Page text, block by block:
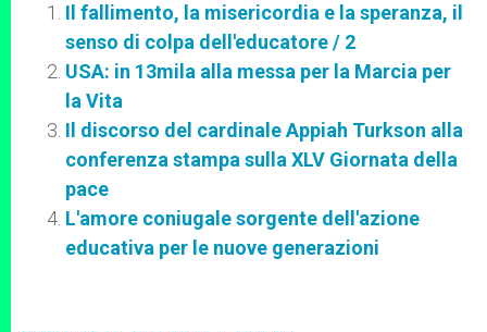
Il fallimento, la misericordia e la speranza, il
senso di colpa dell'educatore / 2
USA: in 13mila alla messa per la Marcia per
la Vita
Il discorso del cardinale Appiah Turkson alla
conferenza stampa sulla XLV Giornata della
pace
L'amore coniugale sorgente dell'azione
educativa per le nuove generazioni